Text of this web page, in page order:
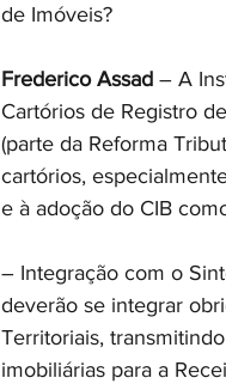
de Imóveis?
Frederico Assad – A
Cartórios de Registro
(parte da Reforma
cartórios,
e à adoção do CIB
– Integração com o
deverão se integrar
Territoriais,
imobiliárias para a